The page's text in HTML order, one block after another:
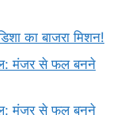
का बाजरा मिशन!
मंजर से फल बनने
मंजर से फल बनने